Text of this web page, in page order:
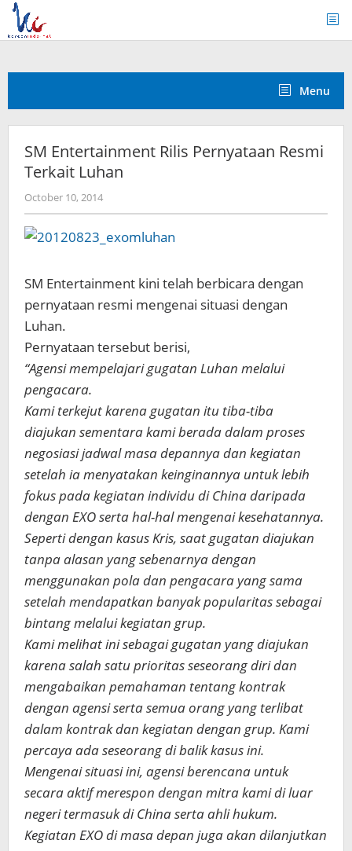
Skip
content
Menu
SM Entertainment Rilis Pernyataan Resmi
Terkait Luhan
October 10, 2014by
Koreanindo
SM Entertainment kini telah berbicara dengan
pernyataan resmi mengenai situasi dengan
Luhan.
Pernyataan tersebut berisi,
“Agensi mempelajari gugatan Luhan melalui
pengacara.
Kami terkejut karena gugatan itu tiba-tiba
diajukan sementara kami berada dalam proses
negosiasi jadwal masa depannya dan kegiatan
setelah ia menyatakan keinginannya untuk lebih
fokus pada kegiatan individu di China daripada
dengan EXO serta hal-hal mengenai kesehatannya.
Seperti dengan kasus Kris, saat gugatan diajukan
tanpa alasan yang sebenarnya dengan
menggunakan pola dan pengacara yang sama
setelah mendapatkan banyak popularitas sebagai
bintang melalui kegiatan grup.
Kami melihat ini sebagai gugatan yang diajukan
karena salah satu prioritas seseorang diri dan
mengabaikan pemahaman tentang kontrak
dengan agensi serta semua orang yang terlibat
dalam kontrak dan kegiatan dengan grup. Kami
percaya ada seseorang di balik kasus ini.
Mengenai situasi ini, agensi berencana untuk
secara aktif merespon dengan mitra kami di luar
negeri termasuk di China serta ahli hukum.
Kegiatan EXO di masa depan juga akan dilanjutkan